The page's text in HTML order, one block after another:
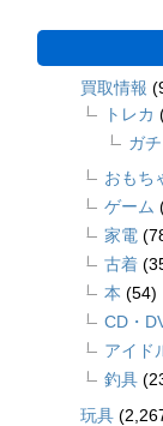
買取情報
トレカ
ガ
おもち
ゲーム
家電
古着
本 (54)
CD・
アイド
釣具
玩具